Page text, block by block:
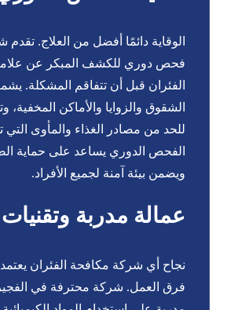
الوقاية دائمًا أفضل من العلاج. تقدم
فحص دوري للكشف المبكر عن
الفئران قبل أن تتفاقم المشكلة.
الشقوق والزوايا والأماكن المخفية،
للحد من مصادر الغذاء والمأوى
الفحص الدوري يساعد على حماية
ويضمن بيئة آمنة لجميع الأفراد.
عمالة مدربة وتقنيات
نجاح أي شركة مكافحة الفئران
فرق العمل. شركة محترفة في